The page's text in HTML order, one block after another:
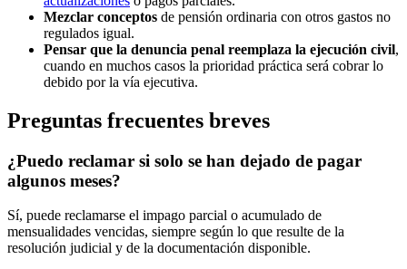
Mezclar conceptos de pensión ordinaria con otros gastos no
regulados igual.
Pensar que la denuncia penal reemplaza la ejecución civil,
cuando en muchos casos la prioridad práctica será cobrar lo
debido por la vía ejecutiva.
Preguntas frecuentes breves
¿Puedo reclamar si solo se han dejado de pagar
algunos meses?
Sí, puede reclamarse el impago parcial o acumulado de
mensualidades vencidas, siempre según lo que resulte de la
resolución judicial y de la documentación disponible.